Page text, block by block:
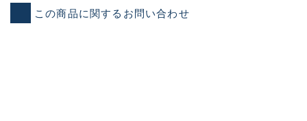
この商品に関するお問い合わせ